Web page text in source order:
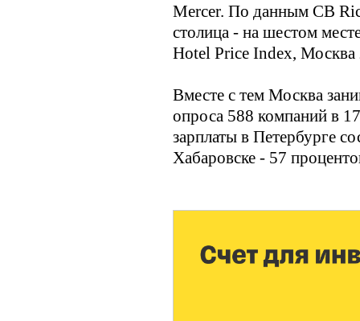
Mercer. По данным CB
столица - на шестом
Hotel Price Index, Москва
Вместе с тем Москва
опроса 588 компаний в
зарплаты в Петербурге
Хабаровске - 57